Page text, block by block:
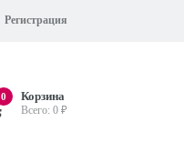
Регистрация
0 Корзина
Всего:0 ₽